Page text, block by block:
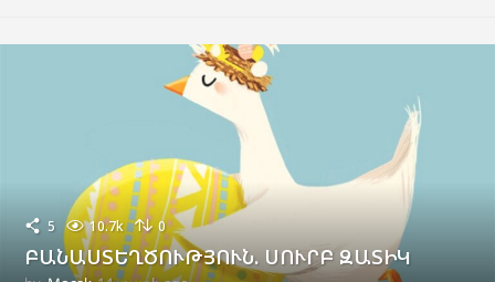
5 10.7k 0
ԲԱՆԱՍՏԵՂԾՈՒԹՅՈՒՆ. ՍՈՒՐԲ ԶԱՏԻԿ